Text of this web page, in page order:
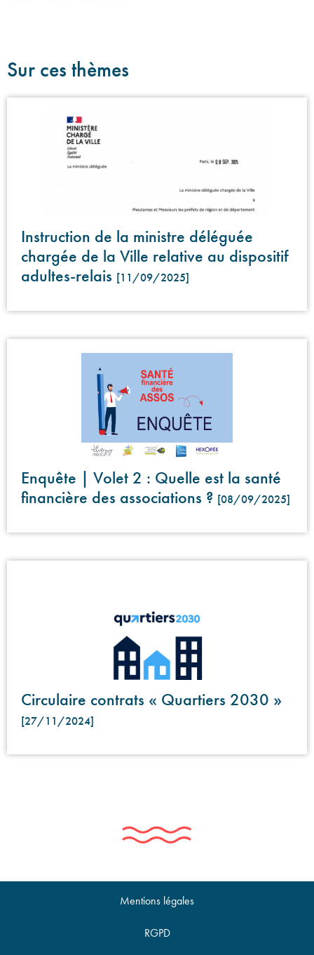
Sur ces thèmes
Instruction de la ministre déléguée
chargée de la Ville relative au dispositif
adultes-relais [11/09/2025]
Enquête | Volet 2 : Quelle est la santé
financière des associations ? [08/09/2025]
Circulaire contrats « Quartiers 2030 »
[27/11/2024]
Mentions légales
RGPD